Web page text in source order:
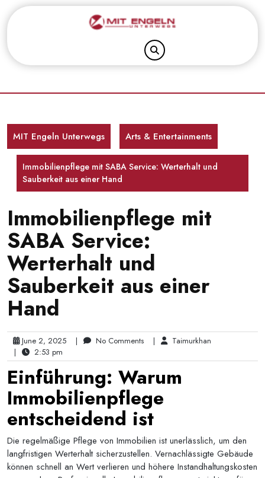
MIT Engeln Unterwegs Arts & Entertainments
Immobilienpflege mit SABA Service: Werterhalt und
Sauberkeit aus einer Hand
Immobilienpflege mit
SABA Service:
Werterhalt und
Sauberkeit aus einer
Hand
June 2, 2025 | No Comments |
Taimurkhan
|
2:53 pm
Einführung: Warum
Immobilienpflege
entscheidend ist
Die regelmäßige Pflege von Immobilien ist unerlässlich, um den
langfristigen Werterhalt sicherzustellen. Vernachlässigte Gebäude
können schnell an Wert verlieren und höhere Instandhaltungskosten